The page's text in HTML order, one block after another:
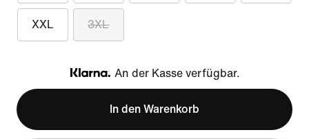
XXL 3XL
Klarna
An der Kasse verfügbar.
In den Warenkorb